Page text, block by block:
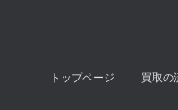
トップページ 買取の